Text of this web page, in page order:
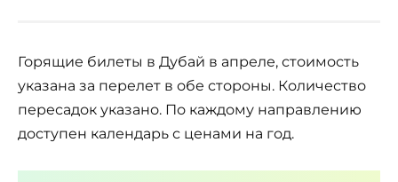
Горящие билеты в Дубай в апреле, стоимость
указана за перелет в обе стороны. Количество
пересадок указано. По каждому направлению
доступен календарь с ценами на год.